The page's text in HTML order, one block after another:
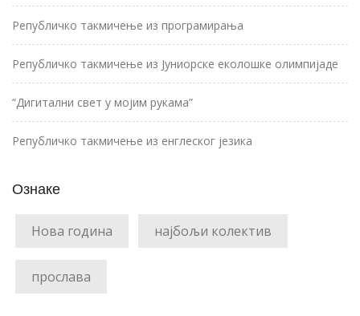
Републичко такмичење из програмирања
Републичко такмичење из Јуниорске еколошке олимпијаде
“Дигитални свет у мојим рукама”
Републичко такмичење из енглеског језика
Ознаке
Нова година најбољи колектив
прослава